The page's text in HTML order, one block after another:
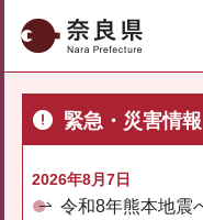
奈良県
緊急・災害情報
2026年8月7日
令和8年熊本地震